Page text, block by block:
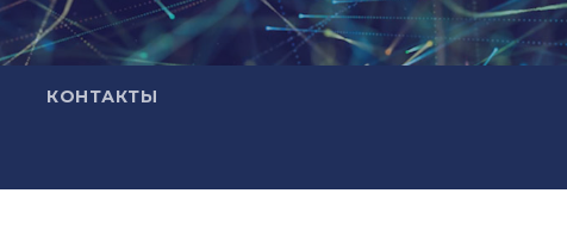
КОНТАКТЫ